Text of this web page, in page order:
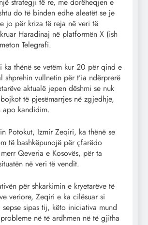
do të binden edhe aleatët se je
jo për kriza të reja në veri të
Haradinaj në platformën X (ish
Telegrafi.
ka thënë se vetëm kur 20 për qind e
shprehin vullnetin për t’ia ndërprerë
aktualë jepen dëshmi se nuk
të pjesëmarrjes në zgjedhje,
kandidim.
Potokut, Izmir Zeqiri, ka thënë se
të bashkëpunojë për çfarëdo
Qeveria e Kosovës, për ta
në veri të vendit.
për shkarkimin e kryetarëve të
veriore, Zeqiri e ka cilësuar si
sipas tij, këto iniciativa mund
në të ardhmen në të gjitha